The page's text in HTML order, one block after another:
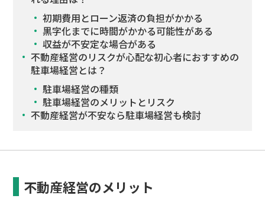
初期費用とローン返済の負担がかかる
黒字化までに時間がかかる可能性がある
収益が不安定な場合がある
不動産経営のリスクが心配な初心者におすすめの
駐車場経営とは？
駐車場経営の種類
駐車場経営のメリットとリスク
不動産経営が不安なら駐車場経営も検討
不動産経営のメリット